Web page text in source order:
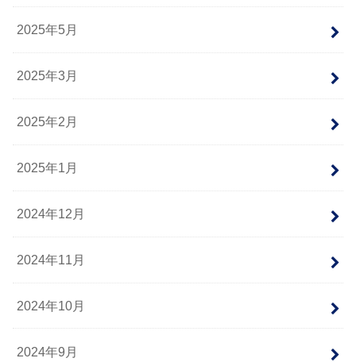
2025年5月
2025年3月
2025年2月
2025年1月
2024年12月
2024年11月
2024年10月
2024年9月